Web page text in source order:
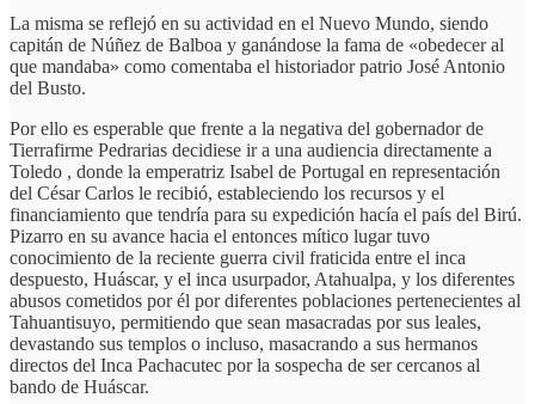
La misma se reflejó en su actividad en el Nuevo Mundo, siendo
capitán de Núñez de Balboa y ganándose la fama de «obedecer al
que mandaba» como comentaba el historiador patrio José Antonio
del Busto.
Por ello es esperable que frente a la negativa del gobernador de
Tierrafirme Pedrarias decidiese ir a una audiencia directamente a
Toledo , donde la emperatriz Isabel de Portugal en representación
del César Carlos le recibió, estableciendo los recursos y el
financiamiento que tendría para su expedición hacía el país del Birú.
Pizarro en su avance hacia el entonces mítico lugar tuvo
conocimiento de la reciente guerra civil fraticida entre el inca
despuesto, Huáscar, y el inca usurpador, Atahualpa, y los diferentes
abusos cometidos por él por diferentes poblaciones pertenecientes al
Tahuantisuyo, permitiendo que sean masacradas por sus leales,
devastando sus templos o incluso, masacrando a sus hermanos
directos del Inca Pachacutec por la sospecha de ser cercanos al
bando de Huáscar.